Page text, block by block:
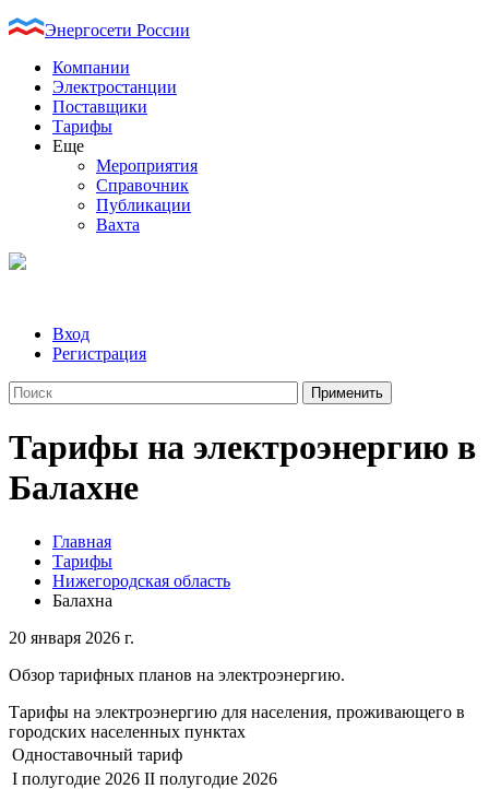
Энергосети России
Компании
Электростанции
Поставщики
Тарифы
Еще
Мероприятия
Справочник
Публикации
Вахта
Вход
Регистрация
Тарифы на электроэнергию в
Балахне
Главная
Тарифы
Нижегородская область
Балахна
20 января 2026 г.
Обзор тарифных планов на электроэнергию.
Тарифы на электроэнергию для населения, проживающего в
городских населенных пунктах
Одноставочный тариф
I полугодие 2026 II полугодие 2026